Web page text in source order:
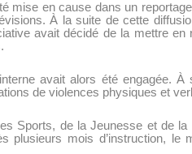
mise en cause dans un
À la suite de cette
avait décidé de la mettre
avait alors été engagée.
de violences physiques et
Sports, de la Jeunesse et de
plusieurs mois d’instruction,